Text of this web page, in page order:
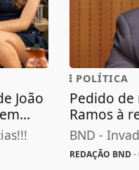
João
POLÍTICA
Pedido
Ramos à
BND -
REDAÇÃO BND-